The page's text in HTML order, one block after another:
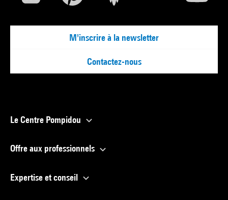
M'inscrire à la newsletter
Contactez-nous
Le Centre Pompidou
Offre aux professionnels
Expertise et conseil